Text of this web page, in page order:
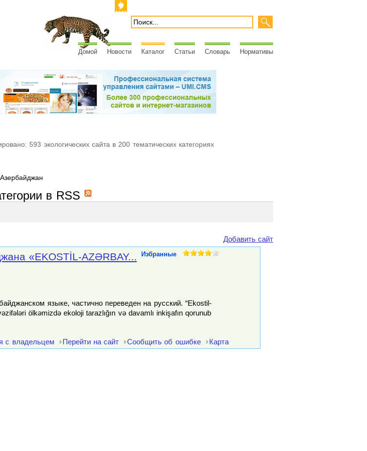
Домой Новости Каталог Статьи Словарь Нормативы
593 экологических сайта в 200 тематических категориях
в RSS
Добавить сайт
«EKOSTİL-AZƏRBAY... Избранные
языке, частично переведен на русский. “Ekostil-
ölkəmizdə ekoloji tarazlığın və davamlı inkişafın qorunub
с владельцем Перейти на сайт Сообщить об ошибке Карта